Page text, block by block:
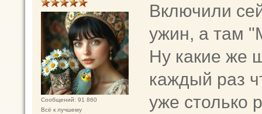
Сообщений: 91 860
Всё к лучшему
Включили
ужин, а там
Ну какие же
каждый раз
уже столько